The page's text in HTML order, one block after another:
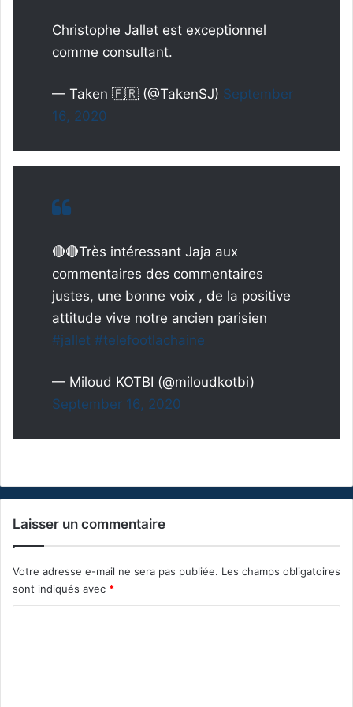
Christophe Jallet est exceptionnel
comme consultant.
— Taken 🇫🇷 (@TakenSJ) September
16, 2020
🔴🔴Très intéressant Jaja aux
commentaires des commentaires
justes, une bonne voix , de la positive
attitude vive notre ancien parisien
#jallet #telefootlachaine
— Miloud KOTBI (@miloudkotbi)
September 16, 2020
Laisser un commentaire
Votre adresse e-mail ne sera pas publiée. Les champs obligatoires
sont indiqués avec *